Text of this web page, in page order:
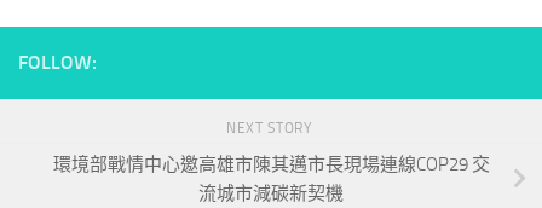
FOLLOW:
NEXT STORY
環境部戰情中心邀高雄市陳其邁市長現場連線COP29 交
流城市減碳新契機